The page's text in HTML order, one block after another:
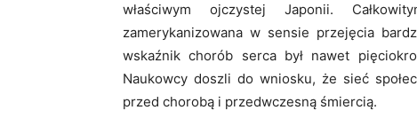
właściwym ojczystej Japonii.
zamerykanizowana w sensie przejęcia
wskaźnik chorób serca był nawet
Naukowcy doszli do wniosku, że sieć
przed chorobą i przedwczesną śmiercią.